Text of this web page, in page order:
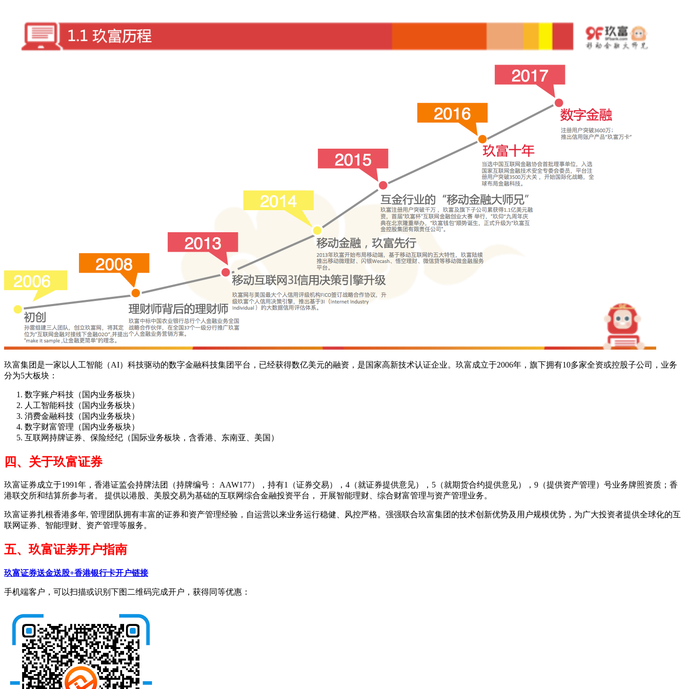
玖富集团是一家以人工智能（AI）科技驱动的数字金融科技集团平台，已经获得数亿美元的融资，是国家高新技术认证企业。玖富成立于2006年，旗下拥有10多家全资或控股子公司，业务
分为5大板块：
数字账户科技（国内业务板块）
人工智能科技（国内业务板块）
消费金融科技（国内业务板块）
数字财富管理（国内业务板块）
互联网持牌证券、保险经纪（国际业务板块，含香港、东南亚、美国）
四、关于玖富证券
玖富证券成立于1991年，香港证监会持牌法团（持牌编号： AAW177），持有1（证券交易），4（就证券提供意见），5（就期货合约提供意见），9（提供资产管理）号业务牌照资质；香
港联交所和结算所参与者。 提供以港股、美股交易为基础的互联网综合金融投资平台， 开展智能理财、综合财富管理与资产管理业务。
玖富证券扎根香港多年, 管理团队拥有丰富的证券和资产管理经验，自运营以来业务运行稳健、风控严格。强强联合玖富集团的技术创新优势及用户规模优势，为广大投资者提供全球化的互
联网证券、智能理财、资产管理等服务。
五、玖富证券开户指南
玖富证券送金送股+香港银行卡开户链接
手机端客户，可以扫描或识别下图二维码完成开户，获得同等优惠：